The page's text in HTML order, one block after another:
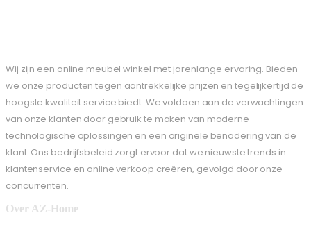
Wij zijn een online meubel winkel met jarenlange ervaring. Bieden
we onze producten tegen aantrekkelijke prijzen en tegelijkertijd de
hoogste kwaliteit service biedt. We voldoen aan de verwachtingen
van onze klanten door gebruik te maken van moderne
technologische oplossingen en een originele benadering van de
klant. Ons bedrijfsbeleid zorgt ervoor dat we nieuwste trends in
klantenservice en online verkoop creëren, gevolgd door onze
concurrenten.
Over AZ-Home